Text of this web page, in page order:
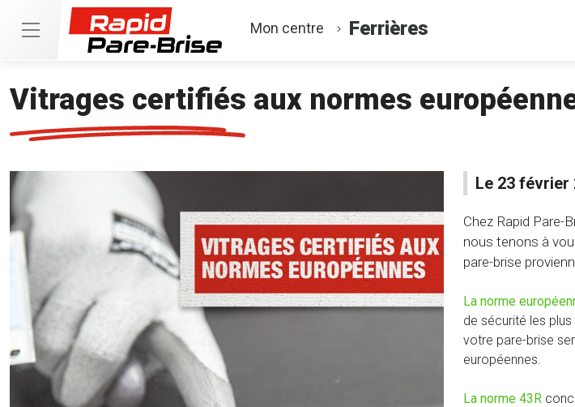
Mon centre Ferrières
Vitrages certifiés aux normes
Le 23 février
Chez Rapid
nous tenons à
pare-brise
La norme
de sécurité les
votre pare-brise
européennes.
La norme 43R